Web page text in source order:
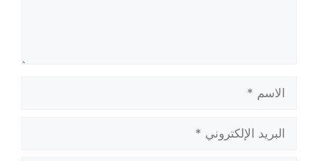
الاسم
البريد
الإلكتروني